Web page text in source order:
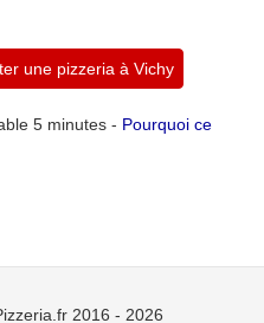
une pizzeria à Vichy
5 minutes - Pourquoi ce
2016 - 2026